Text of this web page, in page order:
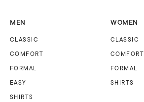
MEN
CLASSIC
COMFORT
FORMAL
EASY
SHIRTS
WOMEN
CLASSIC
COMFORT
FORMAL
SHIRTS